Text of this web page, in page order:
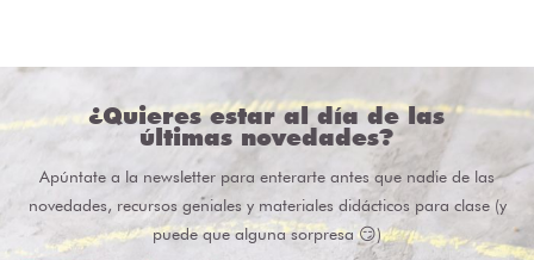
¿Quieres estar al día de las
últimas novedades?
Apúntate a la newsletter para enterarte antes que nadie de las
novedades, recursos geniales y materiales didácticos para clase (y
puede que alguna sorpresa 😏)